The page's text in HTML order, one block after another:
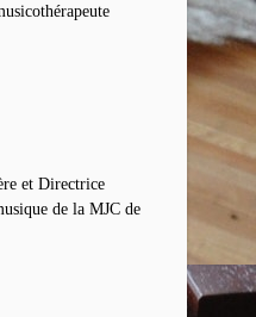
et Directrice
de la MJC de